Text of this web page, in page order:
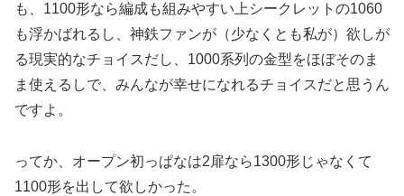
も、1100形なら編成も組みやすい上シークレットの1060
も浮かばれるし、神鉄ファンが（少なくとも私が）欲しが
る現実的なチョイスだし、1000系列の金型をほぼそのま
ま使えるしで、みんなが幸せになれるチョイスだと思うん
ですよ。
ってか、オープン初っぱなは2扉なら1300形じゃなくて
1100形を出して欲しかった。